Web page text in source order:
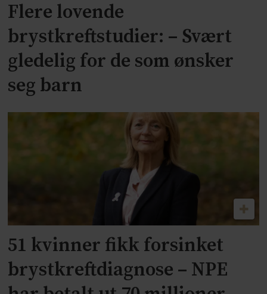
Flere lovende
brystkreftstudier: – Svært
gledelig for de som ønsker
seg barn
51 kvinner fikk forsinket
brystkreftdiagnose – NPE